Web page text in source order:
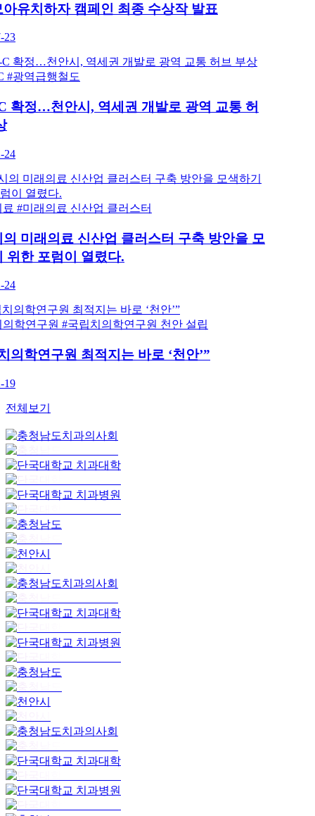
유치모아유치하자 캠페인 최종 수상작 발표
2026-07-23
#GTX-C#광역급행철도
GTX-C 확정…천안시, 역세권 개발로 광역 교통 허
브 부상
2025-12-24
#미래의료#미래의료 신산업 클러스터
천안시의 미래의료 신산업 클러스터 구축 방안을 모
색하기 위한 포럼이 열렸다.
2025-12-24
#국립치의학연구원#국립치의학연구원 천안 설립
“국립치의학연구원 최적지는 바로 ‘천안’”
2025-12-19
전체보기